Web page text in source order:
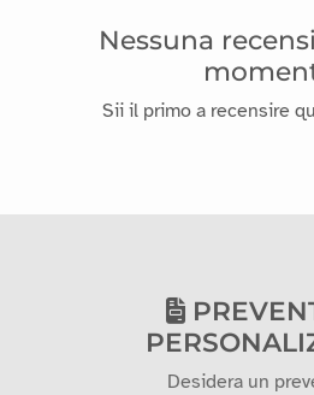
Nessuna
Sii il primo a recensire
Desidera un